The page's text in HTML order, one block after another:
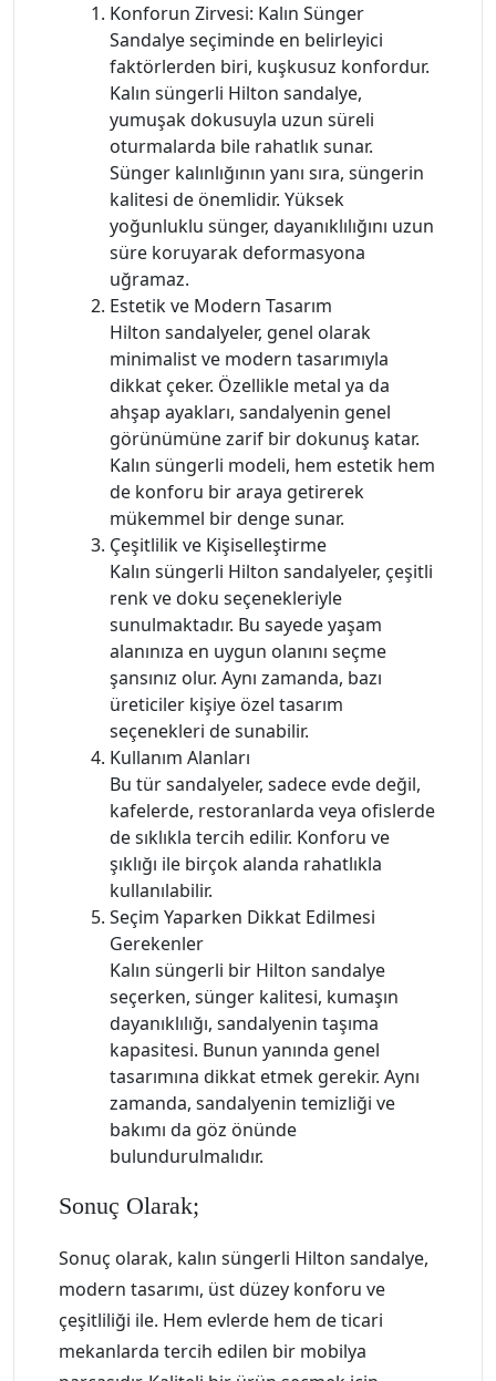
Konforun Zirvesi: Kalın Sünger
Sandalye seçiminde en belirleyici
faktörlerden biri, kuşkusuz konfordur.
Kalın süngerli Hilton sandalye,
yumuşak dokusuyla uzun süreli
oturmalarda bile rahatlık sunar.
Sünger kalınlığının yanı sıra, süngerin
kalitesi de önemlidir. Yüksek
yoğunluklu sünger, dayanıklılığını uzun
süre koruyarak deformasyona
uğramaz.
Estetik ve Modern Tasarım
Hilton sandalyeler, genel olarak
minimalist ve modern tasarımıyla
dikkat çeker. Özellikle metal ya da
ahşap ayakları, sandalyenin genel
görünümüne zarif bir dokunuş katar.
Kalın süngerli modeli, hem estetik hem
de konforu bir araya getirerek
mükemmel bir denge sunar.
Çeşitlilik ve Kişiselleştirme
Kalın süngerli Hilton sandalyeler, çeşitli
renk ve doku seçenekleriyle
sunulmaktadır. Bu sayede yaşam
alanınıza en uygun olanını seçme
şansınız olur. Aynı zamanda, bazı
üreticiler kişiye özel tasarım
seçenekleri de sunabilir.
Kullanım Alanları
Bu tür sandalyeler, sadece evde değil,
kafelerde, restoranlarda veya ofislerde
de sıklıkla tercih edilir. Konforu ve
şıklığı ile birçok alanda rahatlıkla
kullanılabilir.
Seçim Yaparken Dikkat Edilmesi
Gerekenler
Kalın süngerli bir Hilton sandalye
seçerken, sünger kalitesi, kumaşın
dayanıklılığı, sandalyenin taşıma
kapasitesi. Bunun yanında genel
tasarımına dikkat etmek gerekir. Aynı
zamanda, sandalyenin temizliği ve
bakımı da göz önünde
bulundurulmalıdır.
Sonuç Olarak;
Sonuç olarak, kalın süngerli Hilton sandalye,
modern tasarımı, üst düzey konforu ve
çeşitliliği ile. Hem evlerde hem de ticari
mekanlarda tercih edilen bir mobilya